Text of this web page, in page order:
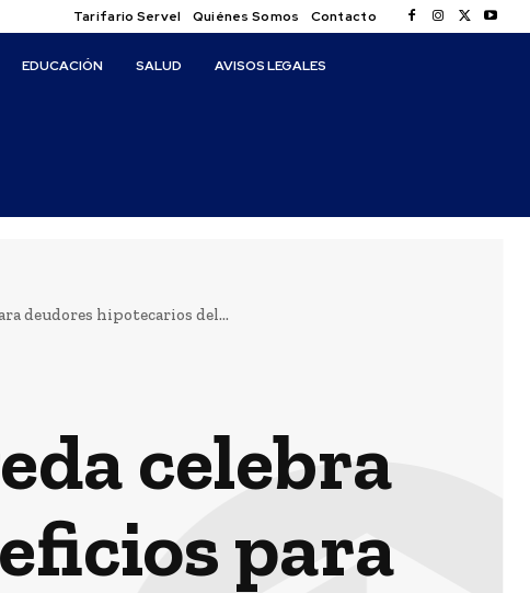
Tarifario Servel Quiénes Somos Contacto
EDUCACIÓN SALUD AVISOS LEGALES
deudores hipotecarios del...
celebra
para